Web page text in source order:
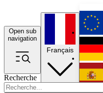
Open sub
navigation
Recherche
Français